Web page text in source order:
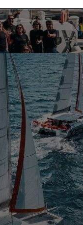
du14 au 17 maiàCanet-
expérience
vous de rejoindre la
invitons à consulter le
.